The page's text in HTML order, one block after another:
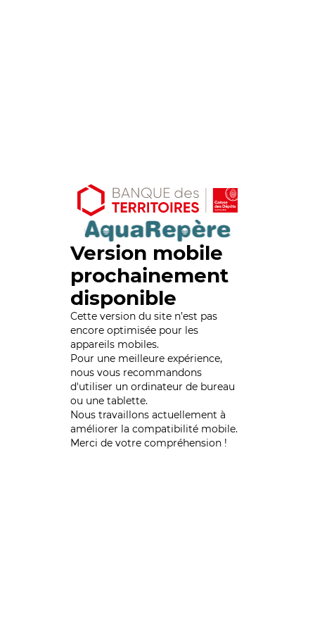
Version mobile
prochainement
disponible
Cette version du site n’est pas
encore optimisée pour les
appareils mobiles.
Pour une meilleure expérience,
nous vous recommandons
d'utiliser un ordinateur de bureau
ou une tablette.
Nous travaillons actuellement à
améliorer la compatibilité mobile.
Merci de votre compréhension !